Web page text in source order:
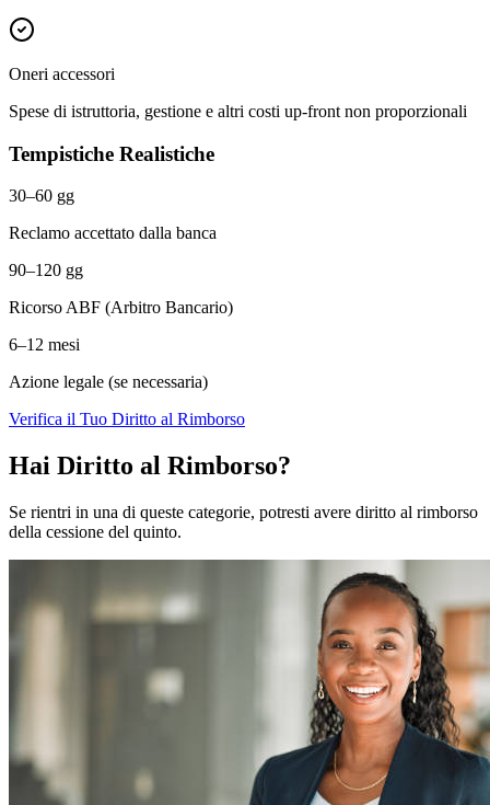
Oneri accessori
Spese di istruttoria, gestione e altri costi up-front non proporzionali
Tempistiche Realistiche
30–60 gg
Reclamo accettato dalla banca
90–120 gg
Ricorso ABF (Arbitro Bancario)
6–12 mesi
Azione legale (se necessaria)
Verifica il Tuo Diritto al Rimborso
Hai Diritto al Rimborso?
Se rientri in una di queste categorie, potresti avere diritto al rimborso
della cessione del quinto.